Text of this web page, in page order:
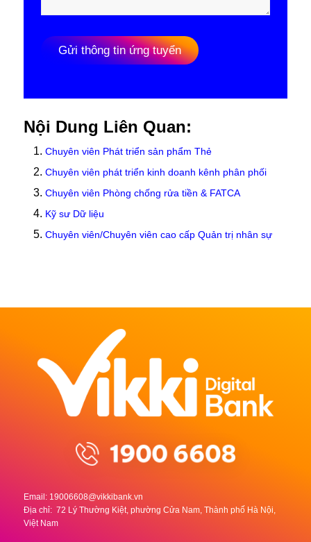
Gửi thông tin ứng tuyển
Nội Dung Liên Quan:
Chuyên viên Phát triển sản phẩm Thẻ
Chuyên viên phát triển kinh doanh kênh phân phối
Chuyên viên Phòng chống rửa tiền & FATCA
Kỹ sư Dữ liệu
Chuyên viên/Chuyên viên cao cấp Quản trị nhân sự
Email: 19006608@vikkibank.vn
Địa chỉ: 72 Lý Thường Kiệt, phường Cửa Nam, Thành phố Hà Nội,
Việt Nam